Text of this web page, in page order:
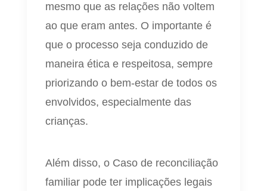
mesmo que as relações não voltem
ao que eram antes. O importante é
que o processo seja conduzido de
maneira ética e respeitosa, sempre
priorizando o bem-estar de todos os
envolvidos, especialmente das
crianças.
Além disso, o Caso de reconciliação
familiar pode ter implicações legais